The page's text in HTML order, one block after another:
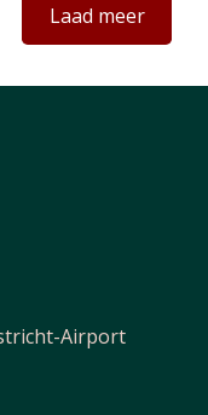
Laad meer
Airport